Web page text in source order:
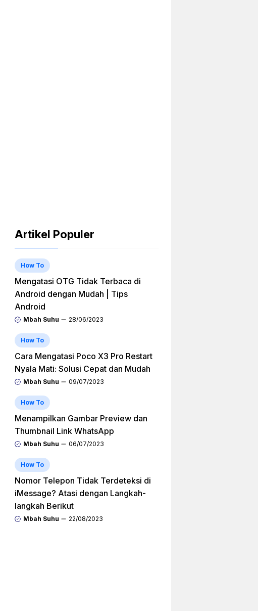
Artikel Populer
How To
Mengatasi OTG Tidak Terbaca di
Android dengan Mudah | Tips
Android
Mbah Suhu 28/06/2023
How To
Cara Mengatasi Poco X3 Pro Restart
Nyala Mati: Solusi Cepat dan Mudah
Mbah Suhu 09/07/2023
How To
Menampilkan Gambar Preview dan
Thumbnail Link WhatsApp
Mbah Suhu 06/07/2023
How To
Nomor Telepon Tidak Terdeteksi di
iMessage? Atasi dengan Langkah-
langkah Berikut
Mbah Suhu 22/08/2023